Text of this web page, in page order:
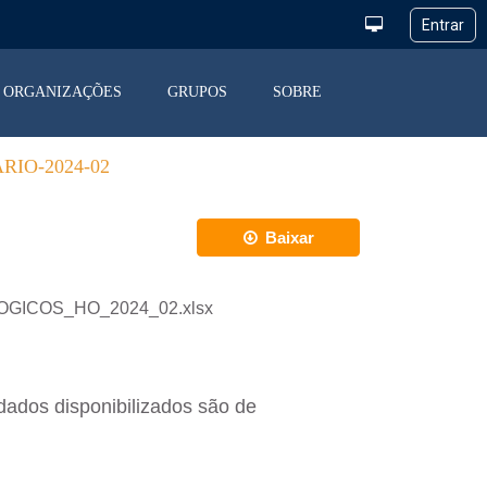
ORGANIZAÇÕES GRUPOS SOBRE
2024-02
Baixar
disponibilizados são de